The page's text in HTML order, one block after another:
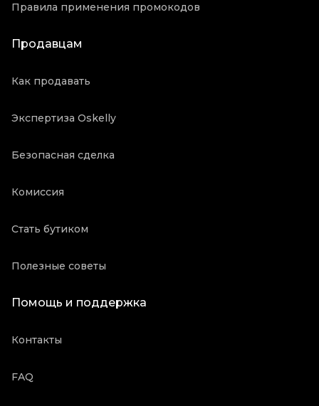
Правила применения промокодов
Продавцам
Как продавать
Экспертиза Oskelly
Безопасная сделка
Комиссия
Стать бутиком
Полезные советы
Помощь и поддержка
Контакты
FAQ